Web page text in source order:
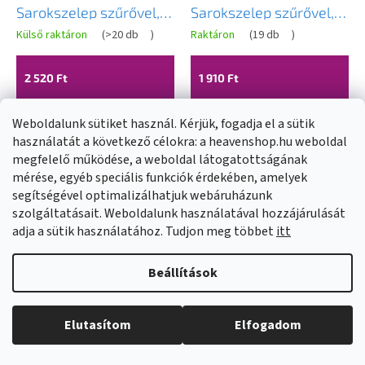
Weboldalunk sütiket használ. Kérjük, fogadja el a sütik
használatát a következő célokra: a heavenshop.hu weboldal
megfelelő működése, a weboldal látogatottságának
mérése, egyéb speciális funkciók érdekében, amelyek
segítségével optimalizálhatjuk webáruházunk
szolgáltatásait. Weboldalunk használatával hozzájárulását
adja a sütik használatához. Tudjon meg többetitt
Beállítások
Elutasítom Elfogadom
Sarokszelep szűrővel,
kupakkal és fém karral
1/2x1/2, Z1212KF
Külső raktáron (>20 db )
2 520 Ft
KOSÁRBA
Sarokszelep szűrővel,
fém karral és
csavaranyával 1/2x3/8,
Z1238MKF
Raktáron (19 db )
1 910 Ft
KOSÁRBA